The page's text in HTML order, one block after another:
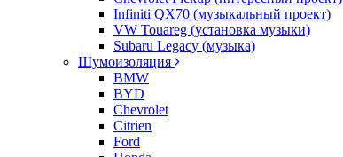
Infiniti QX70 (музыкальный проект)
VW Touareg (установка музыки)
Subaru Legacy (музыка)
Шумоизоляция
BMW
BYD
Chevrolet
Citrien
Ford